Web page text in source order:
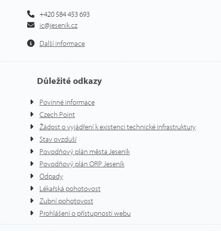
+420 584 453 693
ic@jesenik.cz
Další informace
Důležité odkazy
Povinné informace
Czech Point
Žádost o vyjádření k existenci technické infrastruktury
Stav ovzduší
Povodňový plán města Jeseník
Povodňový plán ORP Jeseník
Odpady
Lékařská pohotovost
Zubní pohotovost
Prohlášení o přístupnosti webu